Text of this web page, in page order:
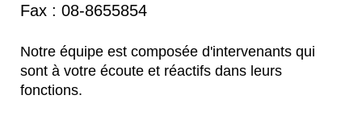
Fax : 08-8655854
Notre équipe est composée d'intervenants qui
sont à votre écoute et réactifs dans leurs
fonctions.